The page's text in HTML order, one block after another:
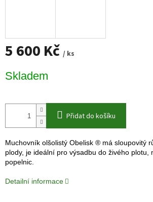
5 600 Kč / ks
cena:
Skladem
Přidat do košíku
Muchovník olšolistý Obelisk ® má sloupovitý
plody, je ideální pro výsadbu do živého plotu,
popelnic.
Detailní informace